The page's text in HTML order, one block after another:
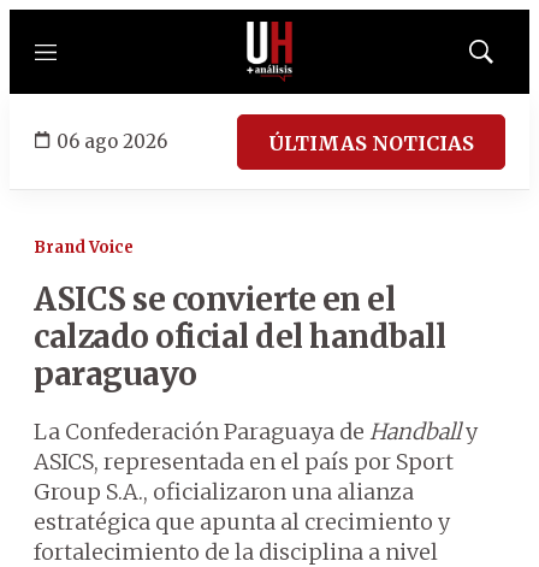
Menú
Mostrar
06 ago 2026 ÚLTIMAS NOTICIAS
Brand Voice
ASICS se convierte en el
calzado oficial del handball
paraguayo
La Confederación Paraguaya de Handbally
ASICS, representada en el país por Sport
Group S.A., oficializaron una alianza
estratégica que apunta al crecimiento y
fortalecimiento de la disciplina a nivel